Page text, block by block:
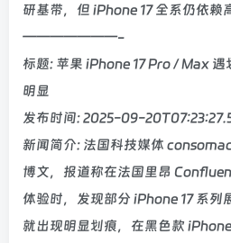
研基带，但 iPhone 17 全系仍依赖
———————-
标题: 苹果 iPhone 17 Pro / Max
明显
发布时间: 2025-09-
新闻简介: 法国科技媒体
博文，报道称在法国里昂
体验时，发现部分 iPhone 17 系列
就出现明显划痕，在黑色款